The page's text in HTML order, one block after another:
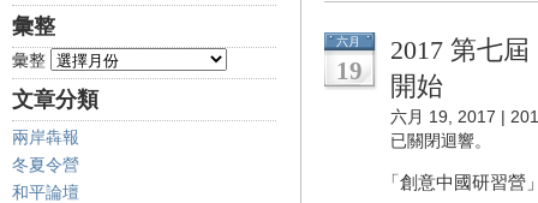
彙整
彙整
文章分類
兩岸犇報
冬夏令營
和平論壇
六月
19
2017 第七
開始
六月 19, 2017 |
已關閉迴響。
「創意中國研習營」